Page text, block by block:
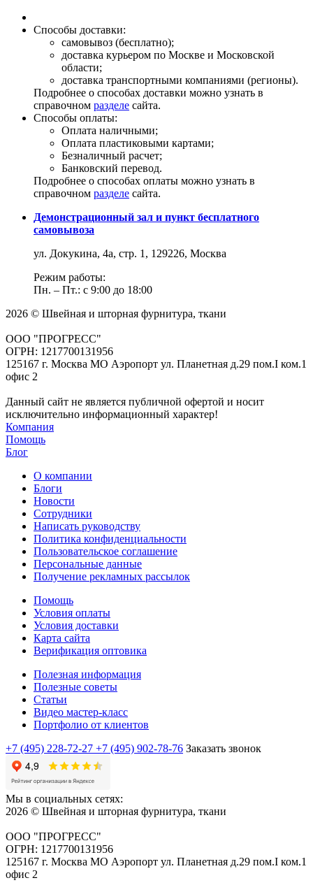
Способы доставки:
самовывоз (бесплатно);
доставка курьером по Москве и Московской
области;
доставка транспортными компаниями (регионы).
Подробнее о способах доставки можно узнать в
справочном разделе сайта.
Способы оплаты:
Оплата наличными;
Оплата пластиковыми картами;
Безналичный расчет;
Банковский перевод.
Подробнее о способах оплаты можно узнать в
справочном разделе сайта.
Демонстрационный зал и пункт бесплатного
самовывоза
ул. Докукина, 4а, стр. 1, 129226, Москва
Режим работы:
Пн. – Пт.: с 9:00 до 18:00
2026 © Швейная и шторная фурнитура, ткани
ООО "ПРОГРЕСС"
ОГРН: 1217700131956
125167 г. Москва МО Аэропорт ул. Планетная д.29 пом.I ком.1
офис 2
Данный сайт не является публичной офертой и носит
исключительно информационный характер!
Компания
Помощь
Блог
О компании
Блоги
Новости
Сотрудники
Написать руководству
Политика конфиденциальности
Пользовательское соглашение
Персональные данные
Получение рекламных рассылок
Помощь
Условия оплаты
Условия доставки
Карта сайта
Верификация оптовика
Полезная информация
Полезные советы
Статьи
Видео мастер-класс
Портфолио от клиентов
+7 (495) 228-72-27 +7 (495) 902-78-76 Заказать звонок
Мы в социальных сетях:
2026 © Швейная и шторная фурнитура, ткани
ООО "ПРОГРЕСС"
ОГРН: 1217700131956
125167 г. Москва МО Аэропорт ул. Планетная д.29 пом.I ком.1
офис 2